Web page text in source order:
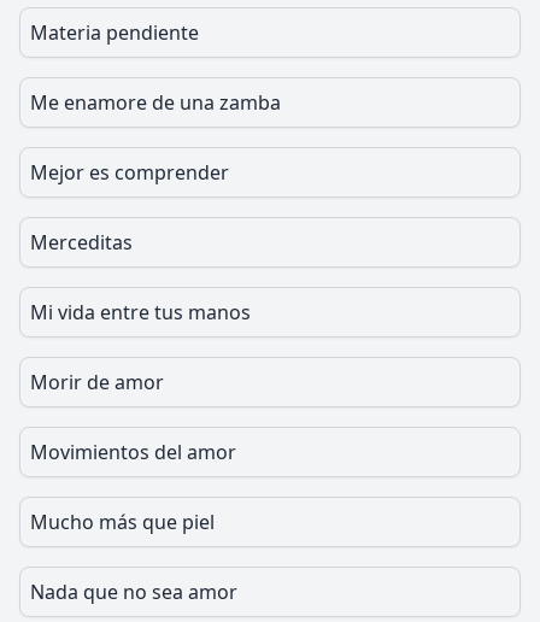
Materia pendiente
Me enamore de una zamba
Mejor es comprender
Merceditas
Mi vida entre tus manos
Morir de amor
Movimientos del amor
Mucho más que piel
Nada que no sea amor